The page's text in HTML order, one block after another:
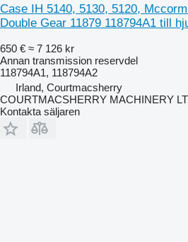
Case IH 5140, 5130, 5120,
Double Gear 11879 118794A1 till
650 € ≈ 7 126 kr
Annan transmission reservdel
118794A1, 118794A2
Irland, Courtmacsherry
COURTMACSHERRY MACHINERY
Kontakta säljaren